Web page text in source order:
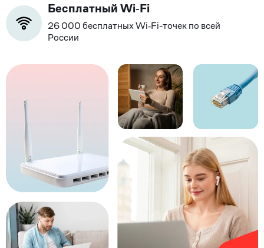
Бесплатный Wi‑Fi
26 000 бесплатных Wi‑Fi-точек по всей
России